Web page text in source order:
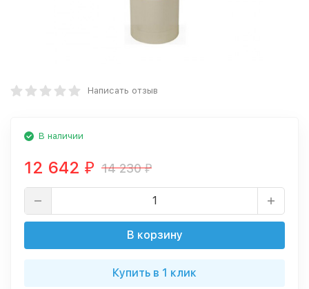
Написать отзыв
В наличии
12 642 ₽ 14 230₽
В корзину
Купить в 1 клик